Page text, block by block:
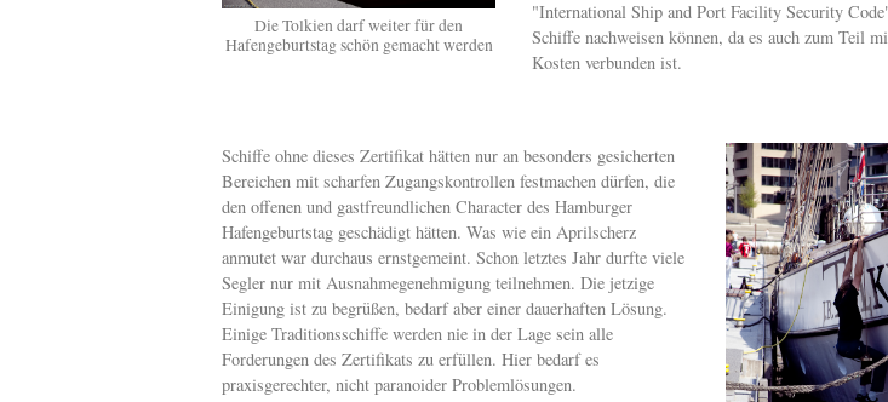
Die Tolkien darf weiter für den
Hafengeburtstag schön gemacht werden
"International Ship and Port Facility Security
Schiffe nachweisen können, da es auch zum Teil
Kosten verbunden ist.
Schiffe ohne dieses Zertifikat hätten nur an besonders gesicherten
Bereichen mit scharfen Zugangskontrollen festmachen dürfen, die
den offenen und gastfreundlichen Character des Hamburger
Hafengeburtstag geschädigt hätten. Was wie ein Aprilscherz
anmutet war durchaus ernstgemeint. Schon letztes Jahr durfte viele
Segler nur mit Ausnahmegenehmigung teilnehmen. Die jetzige
Einigung ist zu begrüßen, bedarf aber einer dauerhaften Lösung.
Einige Traditionsschiffe werden nie in der Lage sein alle
Forderungen des Zertifikats zu erfüllen. Hier bedarf es
praxisgerechter, nicht paranoider Problemlösungen.